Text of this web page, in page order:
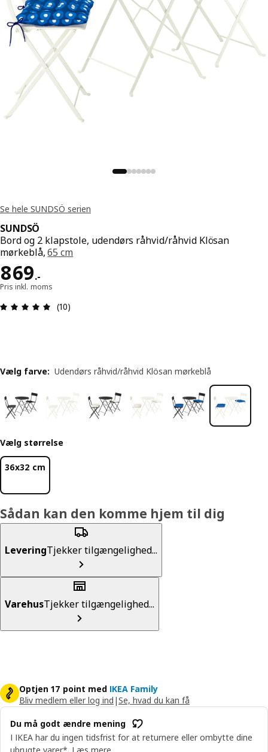
Se hele SUNDSÖ serien
SUNDSÖ
Bord og 2 klapstole, udendørs råhvid/råhvid Klösan
mørkeblå,65 cm
869.-
Pris 869.-
Pris inkl. moms
Anmeldelse: 5 Ud af 5 Stjerner. Anmeldelser i
(10)
Vælg farve: Udendørs råhvid/råhvid Klösan mørkeblå
Vælg størrelse
36x32 cm
Sådan kan den komme hjem til dig
LeveringTjekker tilgængelighed...
VarehusTjekker tilgængelighed...
Optjen 17 point med IKEA Family
Bliv medlem eller log ind |Se, hvad du kan få
Du må godt ændre mening
I IKEA har du ingen tidsfrist for at returnere eller ombytte dine